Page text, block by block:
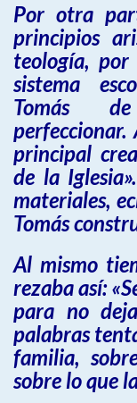
Por otra
principios
teología,
sistema
Tomás
principal
de la
materiales,
Tomás
Al mismo
rezaba así:
para no
palabras
familia,
sobre lo que